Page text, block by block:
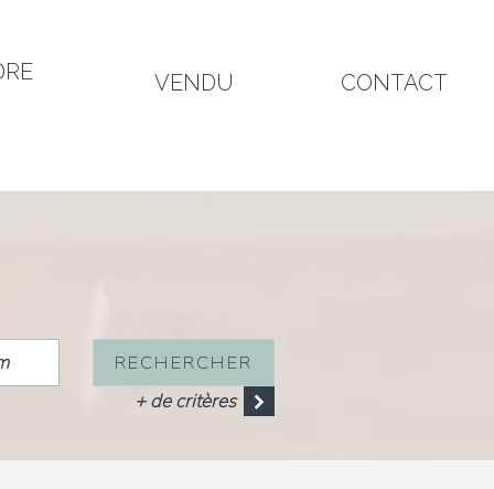
VENDU CONTACT
RECHERCHER
+ de critères